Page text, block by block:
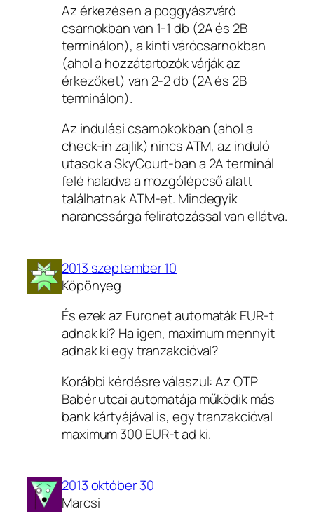
Az érkezésen a poggyászváró
csarnokban van 1-1 db (2A és 2B
terminálon), a kinti várócsarnokban
(ahol a hozzátartozók várják az
érkezőket) van 2-2 db (2A és 2B
terminálon).
Az indulási csarnokokban (ahol a
check-in zajlik) nincs ATM, az induló
utasok a SkyCourt-ban a 2A terminál
felé haladva a mozgólépcső alatt
találhatnak ATM-et. Mindegyik
narancssárga feliratozással van ellátva.
2013 szeptember 10
Köpönyeg
És ezek az Euronet automaták EUR-t
adnak ki? Ha igen, maximum mennyit
adnak ki egy tranzakcióval?
Korábbi kérdésre válaszul: Az OTP
Babér utcai automatája működik más
bank kártyájával is, egy tranzakcióval
maximum 300 EUR-t ad ki.
2013 október 30
Marcsi